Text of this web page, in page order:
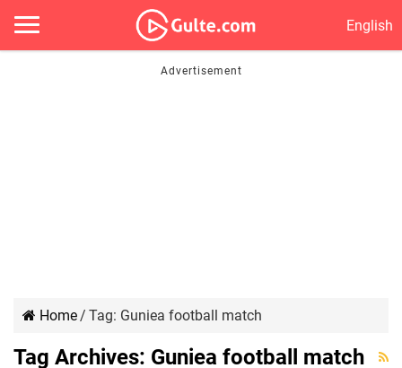
English
Home/ Tag: Guniea football match
Tag Archives: Guniea football match